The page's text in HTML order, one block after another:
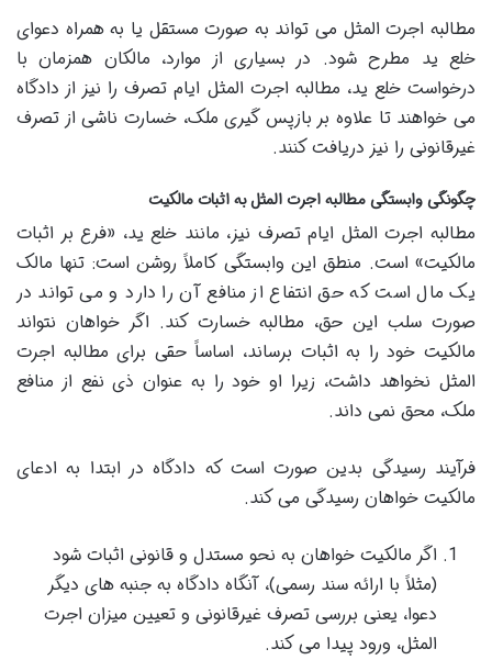
مطالبه اجرت المثل می تواند به صورت مستقل یا به همراه دعوای
خلع ید مطرح شود. در بسیاری از موارد، مالکان همزمان با
درخواست خلع ید، مطالبه اجرت المثل ایام تصرف را نیز از دادگاه
می خواهند تا علاوه بر بازپس گیری ملک، خسارت ناشی از تصرف
غیرقانونی را نیز دریافت کنند.
چگونگی وابستگی مطالبه اجرت المثل به اثبات مالکیت
مطالبه اجرت المثل ایام تصرف نیز، مانند خلع ید، «فرع بر اثبات
مالکیت» است. منطق این وابستگی کاملاً روشن است: تنها مالک
یک مال است که حق انتفاع از منافع آن را دارد و می تواند در
صورت سلب این حق، مطالبه خسارت کند. اگر خواهان نتواند
مالکیت خود را به اثبات برساند، اساساً حقی برای مطالبه اجرت
المثل نخواهد داشت، زیرا او خود را به عنوان ذی نفع از منافع
ملک، محق نمی داند.
فرآیند رسیدگی بدین صورت است که دادگاه در ابتدا به ادعای
مالکیت خواهان رسیدگی می کند.
اگر مالکیت خواهان به نحو مستدل و قانونی اثبات شود
(مثلاً با ارائه سند رسمی)، آنگاه دادگاه به جنبه های دیگر
دعوا، یعنی بررسی تصرف غیرقانونی و تعیین میزان اجرت
المثل، ورود پیدا می کند.